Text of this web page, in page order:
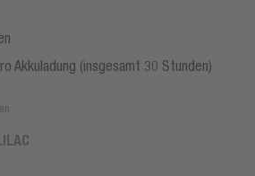
Akkuladung (insgesamt 30 Stunden)